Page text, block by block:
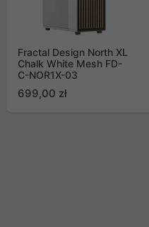
Fractal Design North XL
Chalk White Mesh FD-
C-NOR1X-03
699,00 zł